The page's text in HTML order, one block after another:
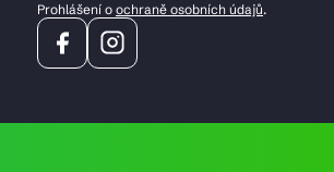
Prohlášení o ochraně osobních údajů.